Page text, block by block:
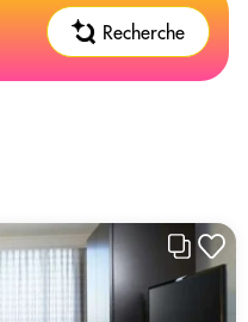
Recherche